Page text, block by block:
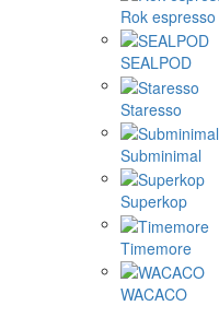
Rok espresso
SEALPOD
Staresso
Subminimal
Superkop
Timemore
WACACO